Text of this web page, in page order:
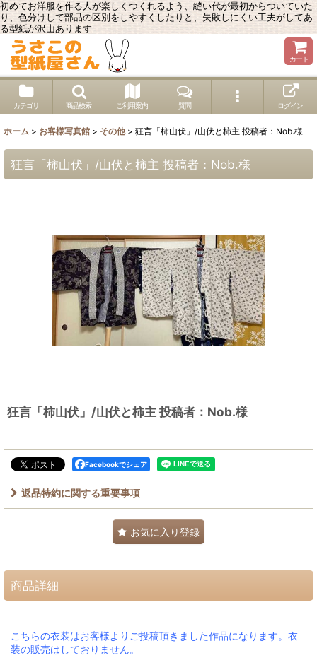
初めてお洋服を作る人が楽しくつくれるよう、縫い代が最初からついていた
り、色分けして部品の区別をしやすくしたりと、失敗しにくい工夫がしてあ
る型紙が沢山あります
カート
カテゴリ 商品検索 ご利用案内 質問 ログイン
ホーム > お客様写真館 > その他 > 狂言「柿山伏」/山伏と柿主 投稿者：Nob.様
狂言「柿山伏」/山伏と柿主 投稿者：Nob.様
狂言「柿山伏」/山伏と柿主 投稿者：Nob.様
Facebookでシェア
返品特約に関する重要事項
お気に入り登録
商品詳細
こちらの衣装はお客様よりご投稿頂きました作品になります。衣
装の販売はしておりません。